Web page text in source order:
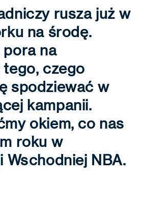
rusza już w
na środę.
pora na
czego
spodziewać w
kampanii.
okiem, co nas
roku w
Wschodniej NBA.